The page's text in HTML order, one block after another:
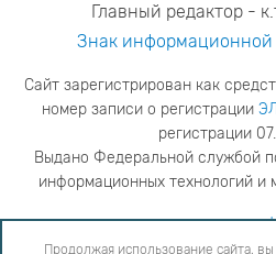
Главный редактор -
Знак информационной
Сайт зарегистрирован как
номер записи о регистрации
регистрации
Выдано Федеральной службой
информационных технологий и
адрес редакции
телефон редакции
Продолжая использование сайта, вы